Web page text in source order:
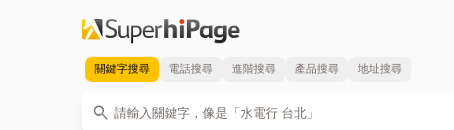
關鍵字搜尋 電話搜尋 進階搜尋 產品搜尋 地址搜尋
search
關鍵字